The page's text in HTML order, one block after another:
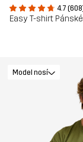
4.7
Easy T-shirt Pánské
Model nosí